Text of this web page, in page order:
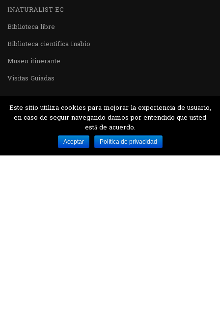
INATURALIST EC
Biblioteca libre
Biblioteca cientifica Inabio
Museo itinerante
Visitas Guiadas
Desarrollado por MJTEC.
Este sitio utiliza cookies para mejorar la experiencia de usuario,
en caso de seguir navegando damos por entendido que usted
está de acuerdo.
Aceptar Política de privacidad